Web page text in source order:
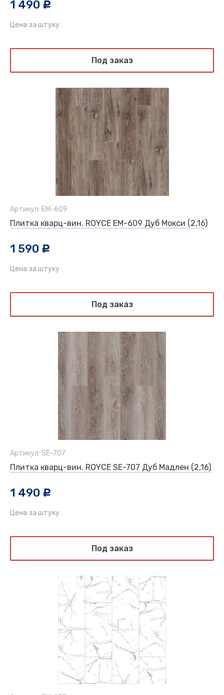
1 490 c
Цена за штуку
Под заказ
Артикул: EM-609
Плитка кварц-вин. ROYCE EM-609 Дуб Мокси (2,16)
1 590 c
Цена за штуку
Под заказ
Артикул: SE-707
Плитка кварц-вин. ROYCE SE-707 Дуб Мадлен (2,16)
1 490 c
Цена за штуку
Под заказ